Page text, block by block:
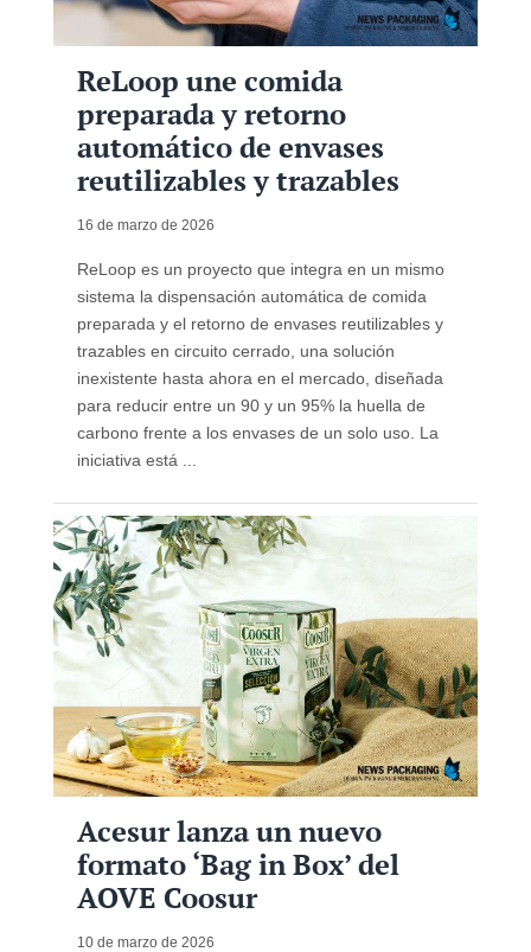
ReLoop une comida
preparada y retorno
automático de envases
reutilizables y trazables
16 de marzo de 2026
ReLoop es un proyecto que integra en un mismo
sistema la dispensación automática de comida
preparada y el retorno de envases reutilizables y
trazables en circuito cerrado, una solución
inexistente hasta ahora en el mercado, diseñada
para reducir entre un 90 y un 95% la huella de
carbono frente a los envases de un solo uso. La
iniciativa está ...
Acesur lanza un nuevo
formato ‘Bag in Box’ del
AOVE Coosur
10 de marzo de 2026